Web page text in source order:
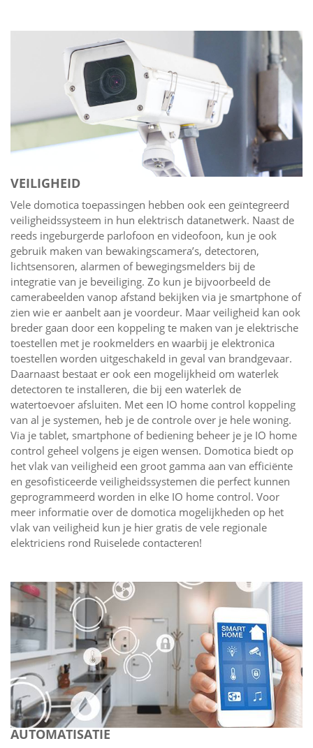
VEILIGHEID
Vele domotica toepassingen hebben ook een geïntegreerd
veiligheidssysteem in hun elektrisch datanetwerk. Naast de
reeds ingeburgerde parlofoon en videofoon, kun je ook
gebruik maken van bewakingscamera’s, detectoren,
lichtsensoren, alarmen of bewegingsmelders bij de
integratie van je beveiliging. Zo kun je bijvoorbeeld de
camerabeelden vanop afstand bekijken via je smartphone of
zien wie er aanbelt aan je voordeur. Maar veiligheid kan ook
breder gaan door een koppeling te maken van je elektrische
toestellen met je rookmelders en waarbij je elektronica
toestellen worden uitgeschakeld in geval van brandgevaar.
Daarnaast bestaat er ook een mogelijkheid om waterlek
detectoren te installeren, die bij een waterlek de
watertoevoer afsluiten. Met een IO home control koppeling
van al je systemen, heb je de controle over je hele woning.
Via je tablet, smartphone of bediening beheer je je IO home
control geheel volgens je eigen wensen. Domotica biedt op
het vlak van veiligheid een groot gamma aan van efficiënte
en gesofisticeerde veiligheidssystemen die perfect kunnen
geprogrammeerd worden in elke IO home control. Voor
meer informatie over de domotica mogelijkheden op het
vlak van veiligheid kun je hier gratis de vele regionale
elektriciens rond Ruiselede contacteren!
AUTOMATISATIE